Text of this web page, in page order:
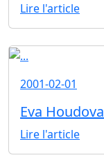
Lire l'article
2001-02-01
Eva Houdova
Lire l'article